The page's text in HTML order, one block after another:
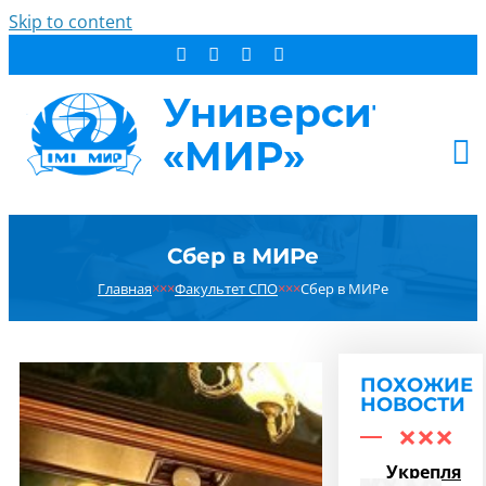
Skip to content
ДОПОБРАЗОВАНИЕ
НОВОСТИ
КОНТАКТЫ
РЕЗУЛЬТАТ ПОИСКА:
Сбер в МИРе
Главная×××Факультет СПО×××Сбер в МИРе
ПОХОЖИЕ
НОВОСТИ
Укрепляем